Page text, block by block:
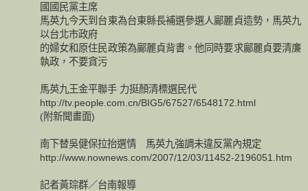
國國民黨主席
馬英九今天到台東為台東縣長補選參選人鄺麗貞造勢，馬英九
以台北市政府
的婦女和原住民政策為鄺麗貞背書。他同時要求鄺麗貞要清廉
執政，不要貪污
馬英九王金平聯手 力挺顏清標選民代
http://tv.people.com.cn/BIG5/67527/6548172.html
(附新聞畫面)
南下替吳健保拉抬選情 馬英九強調未違反黨內規定
http://www.nownews.com/2007/12/03/11452-2196051.htm
記者黃琮群／台南報導